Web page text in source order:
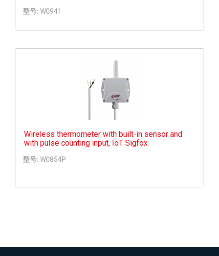
型号: W0941
Wireless thermometer with built-in sensor and
with pulse counting input, IoT Sigfox
型号: W0854P